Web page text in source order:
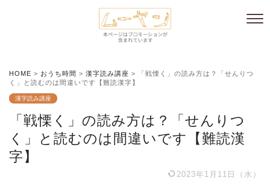
HOME > おうち時間 > 漢字読み講座 >
「戦慄く」の読み方は？「せんりつ
く」と読むのは間違いです【難読漢字】
漢字読み講座
「戦慄く」の読み方は？「せんりつ
く」と読むのは間違いです【難読漢
字】
2023年1月11日（水）